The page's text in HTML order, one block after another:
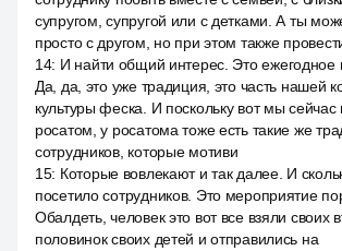
супругом, супругой или с детками. А ты
просто с другом, но при этом также
14: И найти общий интерес. Это ежегодное
Да, да, это уже традиция, это часть нашей
культуры феска. И поскольку вот мы сейчас
росатом, у росатома тоже есть такие же
сотрудников, которые мотиви
15: Которые вовлекают и так далее. И
посетило сотрудников. Это мероприятие
Обалдеть, человек это вот все взяли своих
половинок своих детей и отправились на